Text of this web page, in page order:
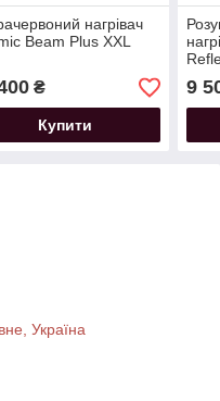
нагрівач
Beam Plus XXL
₴
Купити
9
Україна